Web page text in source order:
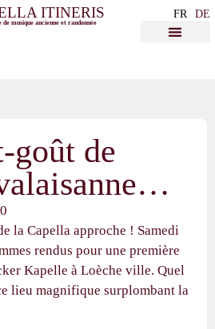
ITINERIS
de musique ancienne et randonnée
FR DE
goût de
la Capella approche ! Samedi
rendus pour une première
Kapelle à Loèche ville. Quel
lieu magnifique surplombant la